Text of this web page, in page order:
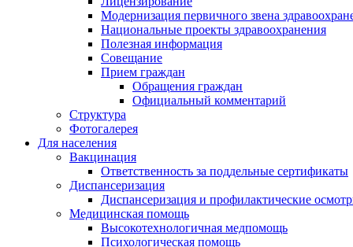
Модернизация первичного звена
Национальные проекты здравоохранения
Полезная информация
Совещание
Прием граждан
Обращения граждан
Официальный комментарий
Структура
Фотогалерея
Для населения
Вакцинация
Ответственность за поддельные сертификаты
Диспансеризация
Диспансеризация и профилактические
Медицинская помощь
Высокотехнологичная медпомощь
Психологическая помощь